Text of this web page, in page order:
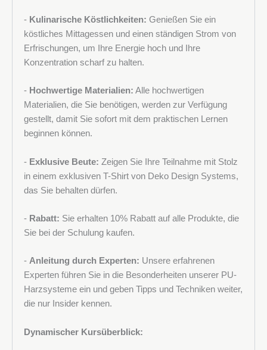
Postleitzahl und Stadt
Unternehmen
MwSt.-Nr.
Nachricht
- Kulinarische Köstlichkeiten: Genießen Sie ein
köstliches Mittagessen und einen ständigen Strom von
Erfrischungen, um Ihre Energie hoch und Ihre
Konzentration scharf zu halten.
- Hochwertige Materialien: Alle hochwertigen
Materialien, die Sie benötigen, werden zur Verfügung
gestellt, damit Sie sofort mit dem praktischen Lernen
beginnen können.
- Exklusive Beute: Zeigen Sie Ihre Teilnahme mit Stolz
in einem exklusiven T-Shirt von Deko Design Systems,
das Sie behalten dürfen.
- Rabatt: Sie erhalten 10% Rabatt auf alle Produkte, die
Sie bei der Schulung kaufen.
- Anleitung durch Experten: Unsere erfahrenen
Experten führen Sie in die Besonderheiten unserer PU-
Harzsysteme ein und geben Tipps und Techniken weiter,
die nur Insider kennen.
Dynamischer Kursüberblick: